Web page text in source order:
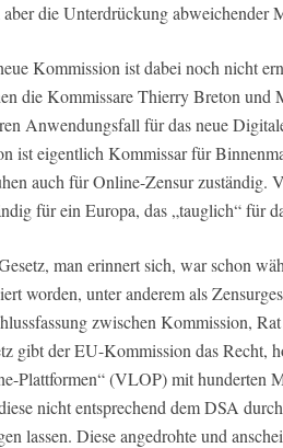
die Unterdrückung abweichender
Kommission ist dabei noch nicht
die Kommissare Thierry Breton und
Anwendungsfall für das neue
ist eigentlich Kommissar für
auch für Online-Zensur zuständig.
für ein Europa, das „tauglich“ für
man erinnert sich, war schon
worden, unter anderem als
zwischen Kommission,
gibt der EU-Kommission das Recht,
Plattformen“ (VLOP) mit hunderten
nicht entsprechend dem DSA
lassen. Diese angedrohte und